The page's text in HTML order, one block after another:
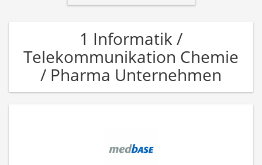
1 Informatik /
Telekommunikation Chemie
/ Pharma Unternehmen